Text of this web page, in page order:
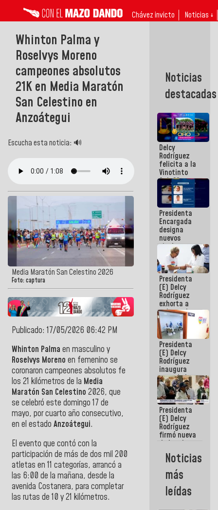
Chávez invicto Noticias ↓
Whinton Palma y
Roselvys Moreno
campeones absolutos
21K en Media Maratón
San Celestino en
Anzoátegui
Escucha esta noticia: 🔊
Media Maratón San Celestino 2026
Foto: captura
Publicado: 17/05/2026 06:42 PM
Whinton Palma en masculino y
Roselvys Moreno en femenino se
coronaron campeones absolutos fe
los 21 kilómetros de la Media
Maratón San Celestino 2026, que
se celebró este domingo 17 de
mayo, por cuarto año consecutivo,
en el estado Anzoátegui.
El evento que contó con la
participación de más de dos mil 200
atletas en 11 categorías, arrancó a
las 6:00 de la mañana, desde la
avenida Costanera, para completar
las rutas de 10 y 21 kilómetros.
Noticias
destacadas
Delcy
Rodríguez
felicita a la
Vinotinto
Sub 20
campeona
frente
México Sub
23 en los
Centroamericanos
Presidenta
Encargada
designa
nuevos
titulares en
Viceministerio
de Energía
Eléctrica y
CORPOELEC
Presidenta
(E) Delcy
Rodríguez
exhorta a
gobernadores
y alcaldes a
edificar
casas para
abuelos
Presidenta
(E) Delcy
Rodríguez
inaugura
casa de los
Abuelos
Primavera
en Caracas
Presidenta
(E) Delcy
Rodríguez
firmó nueva
de Ley de
Arrendamiento
aprobada
por la AN
Noticias
más
leídas